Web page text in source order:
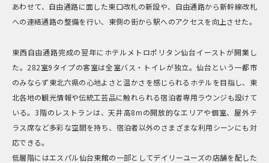
あわせて、自由通路に面した東口改札の新設や、自由通路から新幹線改札
への連絡通路の整備を行い、東側の街から駅へのアクセスを向上させた。
東西自由通路完成の翌年にホテルメトロポリタン仙台イーストが開業し
た。282室9タイプの客室は全室バス・トイレが独立。仙台という一都市
のみならず東北六県の心地よさと温かさを感じられるホテルを目指し、東
北各地の観光情報や伝統工芸品に触れられる宿泊者専用ラウンジも設けて
いる。3階のレストランは、天井高8mの開放的なエリアや個室、屋外テ
ラス席など多彩な空間を持ち、宿泊者以外のさまざまな利用シーンにも対
応できる。
低層階にはエスパル仙台東館の一部としてデイリーユーズの店舗を配した